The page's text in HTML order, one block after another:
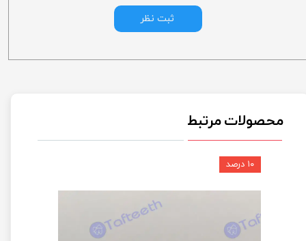
ثبت نظر
محصولات مرتبط
۱۰ درصد